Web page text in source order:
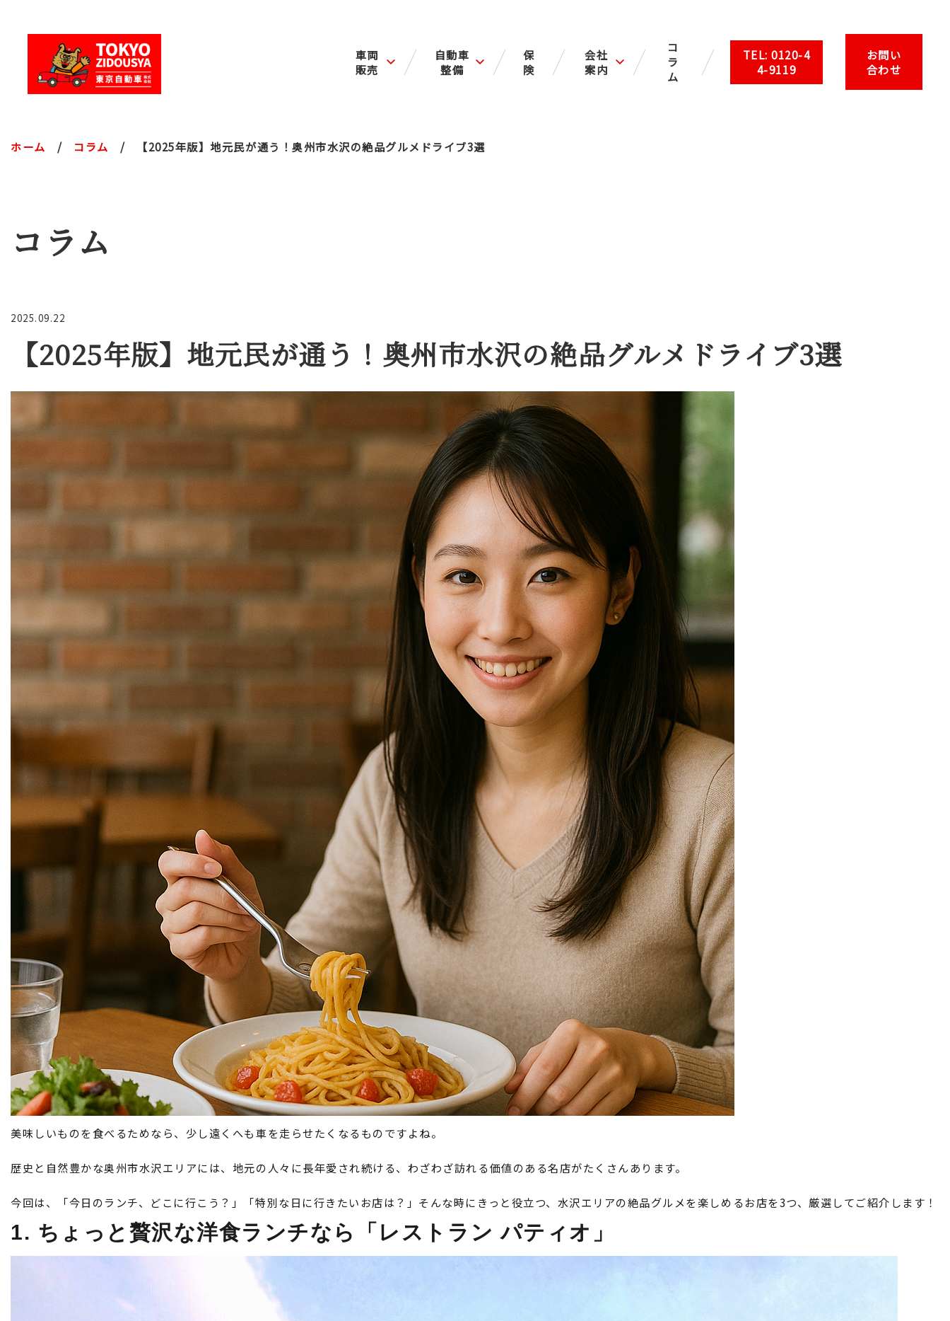
車両
販売
自動車
整備
保
険
会社
案内
コ
ラ
ム
TEL: 0120-4
4-9119
お問い
合わせ
ホーム コラム 【2025年版】地元民が通う！奥州市水沢の絶品グルメドライブ3選
コラム
2025.09.22
【2025年版】地元民が通う！奥州市水沢の絶品グルメドライブ3選
美味しいものを食べるためなら、少し遠くへも車を走らせたくなるものですよね。
歴史と自然豊かな奥州市水沢エリアには、地元の人々に長年愛され続ける、わざわざ訪れる価値のある名店がたくさんあります。
今回は、「今日のランチ、どこに行こう？」「特別な日に行きたいお店は？」そんな時にきっと役立つ、水沢エリアの絶品グルメを楽しめるお店を3つ、厳選してご紹介します！
1. ちょっと贅沢な洋食ランチなら「レストラン パティオ」